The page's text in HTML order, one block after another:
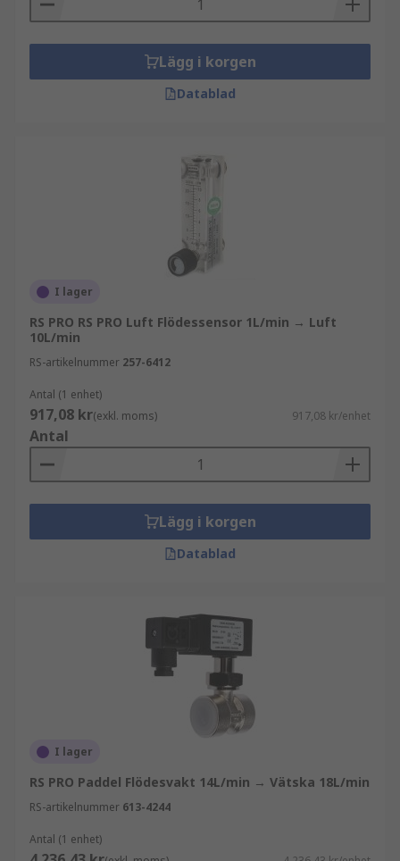
Lägg i korgen
Datablad
I lager
RS PRO RS PRO Luft Flödessensor 1L/min → Luft
10L/min
RS-artikelnummer 257-6412
Antal (1 enhet)
917,08 kr(exkl. moms) 917,08 kr/enhet
Antal
Lägg i korgen
Datablad
I lager
RS PRO Paddel Flödesvakt 14L/min → Vätska 18L/min
RS-artikelnummer 613-4244
Antal (1 enhet)